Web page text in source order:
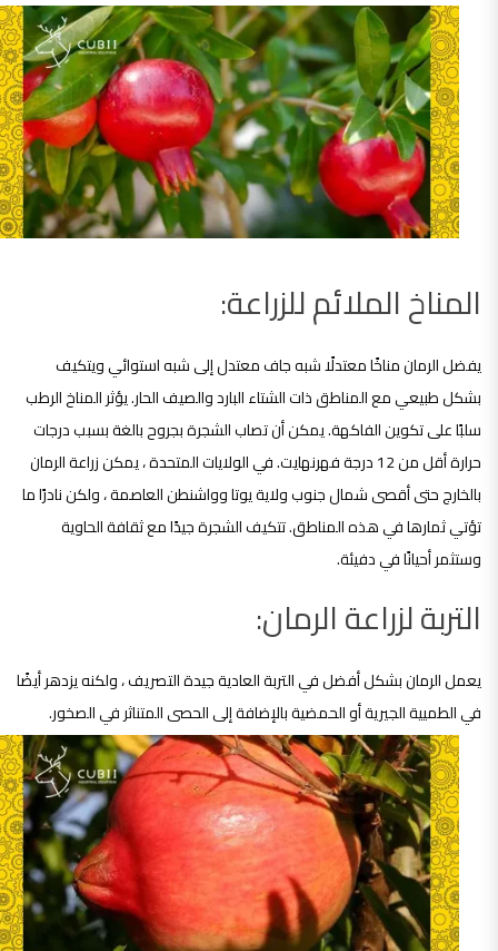
المناخ الملائم للزراعة:
يفضل الرمان مناخًا معتدلًا شبه جاف معتدل إلى شبه استوائي ويتكيف
بشكل طبيعي مع المناطق ذات الشتاء البارد والصيف الحار. يؤثر المناخ الرطب
سلبًا على تكوين الفاكهة. يمكن أن تصاب الشجرة بجروح بالغة بسبب درجات
حرارة أقل من 12 درجة فهرنهايت. في الولايات المتحدة ، يمكن زراعة الرمان
بالخارج حتى أقصى شمال جنوب ولاية يوتا وواشنطن العاصمة ، ولكن نادرًا ما
تؤتي ثمارها في هذه المناطق. تتكيف الشجرة جيدًا مع ثقافة الحاوية
وستثمر أحيانًا في دفيئة.
التربة لزراعة الرمان:
يعمل الرمان بشكل أفضل في التربة العادية جيدة التصريف ، ولكنه يزدهر أيضًا
في الطميية الجيرية أو الحمضية بالإضافة إلى الحصى المتناثر في الصخور.